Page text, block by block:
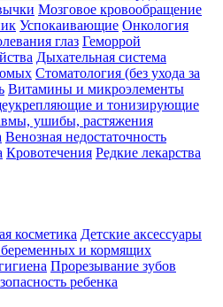
Мозговое кровообращение
Успокаивающие Онкология
глаз Геморрой
Дыхательная система
Стоматология (без ухода за
Витамины и микроэлементы
и тонизирующие
ушибы, растяжения
Венозная недостаточность
Кровотечения Редкие лекарства
косметика Детские аксессуары
и кормящих
Прорезывание зубов
ребенка